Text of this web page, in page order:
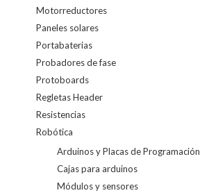
Motorreductores
Paneles solares
Portabaterias
Probadores de fase
Protoboards
Regletas Header
Resistencias
Robótica
Arduinos y Placas de Programación
Cajas para arduinos
Módulos y sensores